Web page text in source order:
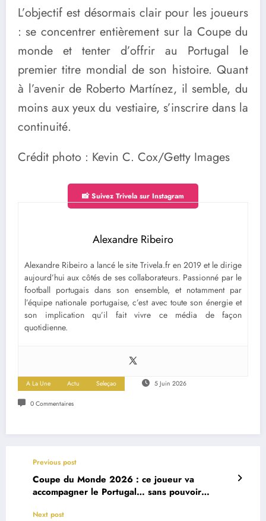
L’objectif est désormais clair pour les joueurs
: se concentrer entièrement sur la Coupe du
monde et tenter d’offrir au Portugal le
premier titre mondial de son histoire. Quant
à l’avenir de Roberto Martínez, il semble, du
moins aux yeux du vestiaire, s’inscrire dans la
continuité.
Crédit photo : Kevin C. Cox/Getty Images
📸 Suivez Trivela sur Instagram
Alexandre Ribeiro
Alexandre Ribeiro a lancé le site Trivela.fr en 2019 et le dirige
aujourd’hui aux côtés de ses collaborateurs. Passionné par le
football portugais dans son ensemble, et notamment par
l’équipe nationale portugaise, c’est avec toute son énergie et
son implication qu’il fait vivre ce média de façon
quotidienne.
A La Une Actu Seleçao 5 Juin 2026
0 Commentaires
Previous post
Coupe du Monde 2026 : ce joueur va
accompagner le Portugal… sans pouvoir
Next post